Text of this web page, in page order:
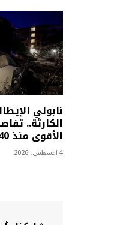
نابولي
الكارثة..
الأقوى منذ 40 عامًا
4 أغسطس، 2026